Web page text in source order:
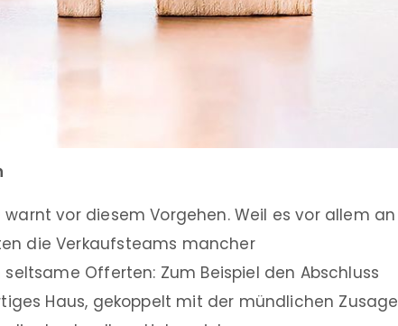
warnt vor diesem Vorgehen. Weil es vor allem an
die Verkaufsteams mancher
Offerten: Zum Beispiel den Abschluss
Haus, gekoppelt mit der mündlichen Zusage